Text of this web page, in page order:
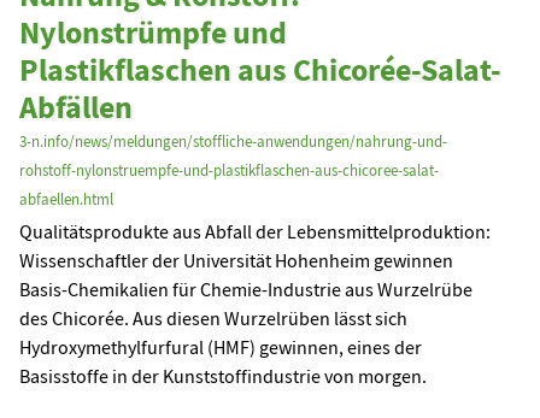
Nylonstrümpfe und
Plastikflaschen aus Chicorée-Salat-
Abfällen
3-n.info/news/meldungen/stoffliche-anwendungen/nahrung-und-
rohstoff-nylonstruempfe-und-plastikflaschen-aus-chicoree-salat-
abfaellen.html
Qualitätsprodukte aus Abfall der Lebensmittelproduktion:
Wissenschaftler der Universität Hohenheim gewinnen
Basis-Chemikalien für Chemie-Industrie aus Wurzelrübe
des Chicorée. Aus diesen Wurzelrüben lässt sich
Hydroxymethylfurfural (HMF) gewinnen, eines der
Basisstoffe in der Kunststoffindustrie von morgen.